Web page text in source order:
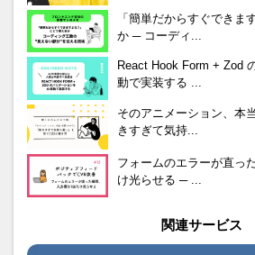
「簡単だからすぐできま
か ─ コーディ...
React Hook Form + Zod
動で実装する ...
そのアニメーション、本
きすぎて気持...
フォームのエラーが直っ
け光らせる ─ ...
関連サービス